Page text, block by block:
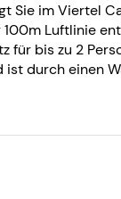
Sie im Viertel
Luftlinie
bis zu 2
durch einen